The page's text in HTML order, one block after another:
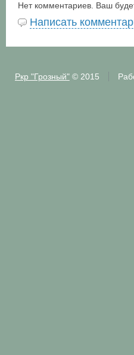
Нет комментариев. Ваш
Написать
Ркр "Грозный"© 2015